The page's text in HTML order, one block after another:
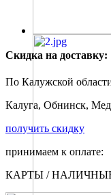
Скидка на доставку:
По Калужской
Калуга, Обнинск,
получить скидку
принимаем к оплате:
КАРТЫ /